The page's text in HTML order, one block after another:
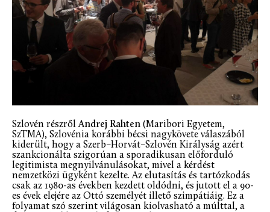
Szlovén részrőlAndrej Rahten (Maribori Egyetem,
SzTMA), Szlovénia korábbi bécsi nagykövete válaszából
kiderült, hogy a Szerb–Horvát–Szlovén Királyság azért
szankcionálta szigorúan a sporadikusan előforduló
legitimista megnyilvánulásokat, mivel a kérdést
nemzetközi ügyként kezelte. Az elutasítás és tartózkodás
csak az 1980-as években kezdett oldódni, és jutott el a 90-
es évek elejére az Ottó személyét illető szimpátiáig. Ez a
folyamat szó szerint világosan kiolvasható a múlttal, a